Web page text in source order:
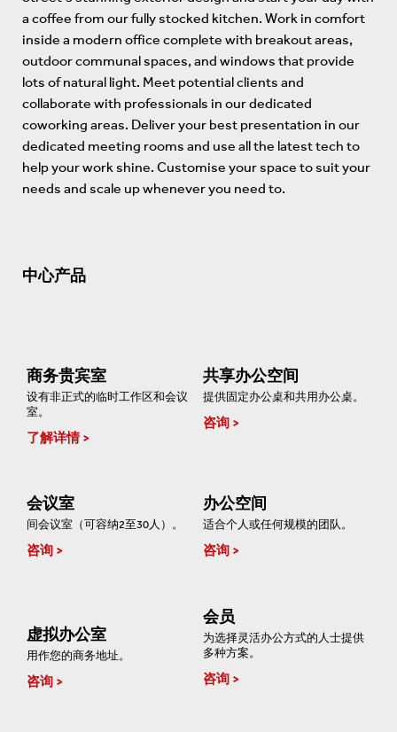
a coffee from our fully stocked kitchen. Work in comfort
inside a modern office complete with breakout areas,
outdoor communal spaces, and windows that provide
lots of natural light. Meet potential clients and
collaborate with professionals in our dedicated
coworking areas. Deliver your best presentation in our
dedicated meeting rooms and use all the latest tech to
help your work shine. Customise your space to suit your
needs and scale up whenever you need to.
中心产品
商务贵宾室
设有非正式的临时工作区和会议
室。
了解详情
共享办公空间
提供固定办公桌和共用办公桌。
咨询
会议室
间会议室（可容纳2至30人）。
咨询
办公空间
适合个人或任何规模的团队。
咨询
虚拟办公室
用作您的商务地址。
咨询
会员
为选择灵活办公方式的人士提供
多种方案。
咨询